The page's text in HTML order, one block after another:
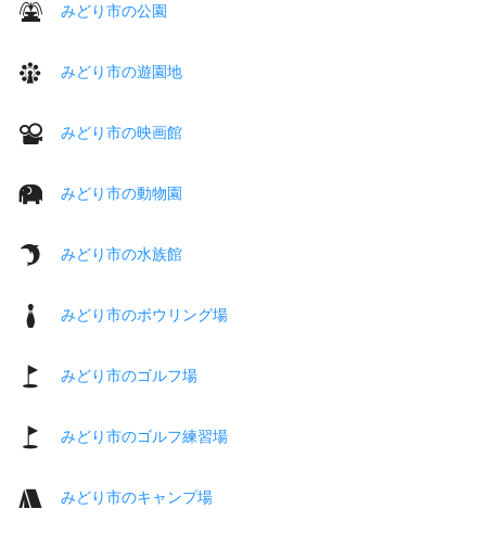
みどり市の公園
みどり市の遊園地
みどり市の映画館
みどり市の動物園
みどり市の水族館
みどり市のボウリング場
みどり市のゴルフ場
みどり市のゴルフ練習場
みどり市のキャンプ場